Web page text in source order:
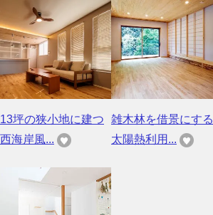
13坪の狭小地に建つ
西海岸風...
雑木林を借景にする
太陽熱利用...